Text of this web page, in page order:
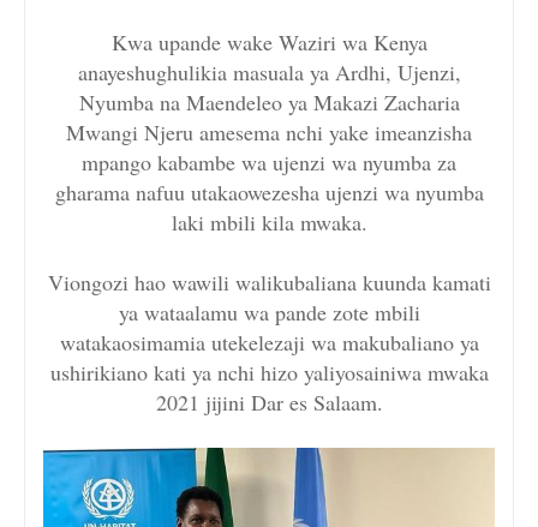
Kwa upande wake Waziri wa Kenya
anayeshughulikia masuala ya Ardhi, Ujenzi,
Nyumba na Maendeleo ya Makazi Zacharia
Mwangi Njeru amesema nchi yake imeanzisha
mpango kabambe wa ujenzi wa nyumba za
gharama nafuu utakaowezesha ujenzi wa nyumba
laki mbili kila mwaka.
Viongozi hao wawili walikubaliana kuunda kamati
ya wataalamu wa pande zote mbili
watakaosimamia utekelezaji wa makubaliano ya
ushirikiano kati ya nchi hizo yaliyosainiwa mwaka
2021 jijini Dar es Salaam.